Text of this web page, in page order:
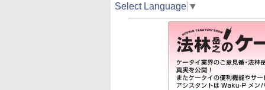
Select Language ▼